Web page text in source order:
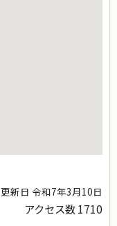
更新日 令和7年3月10日
アクセス数1710